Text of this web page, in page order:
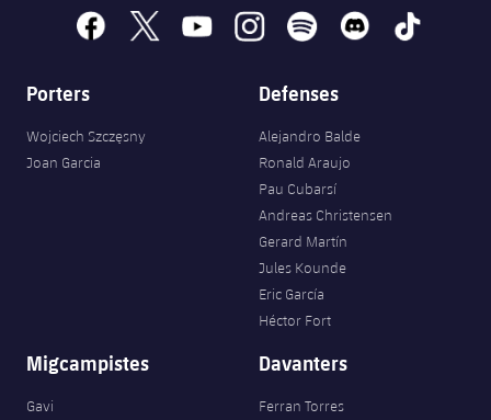
facebook
x youtubeinstagramspotify discord tiktok
Porters
Wojciech Szczęsny
Joan Garcia
Defenses
Alejandro Balde
Ronald Araujo
Pau Cubarsí
Andreas Christensen
Gerard Martín
Jules Kounde
Eric García
Héctor Fort
Migcampistes
Gavi
Davanters
Ferran Torres